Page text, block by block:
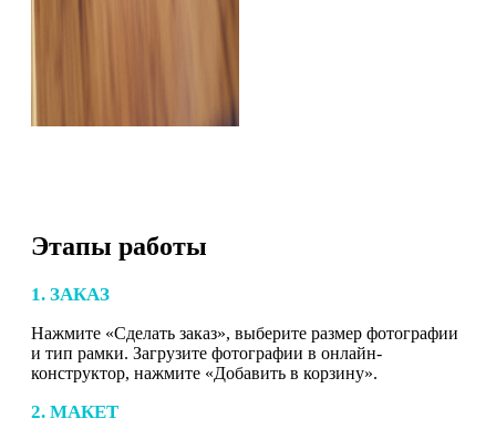
Этапы работы
1. ЗАКАЗ
Нажмите «Сделать заказ», выберите размер фотографии
и тип рамки. Загрузите фотографии в онлайн-
конструктор, нажмите «Добавить в корзину».
2. МАКЕТ